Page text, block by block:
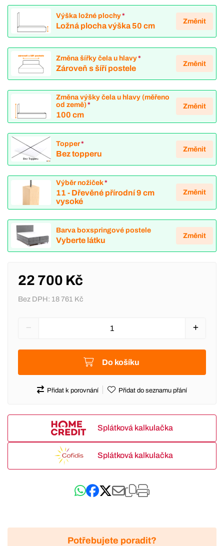
Výška ložné plochy*
Ložná plocha výška 50 cm
Změnit
Změna šířky čela u hlavy*
Zároveň s šíří postele
Změnit
Změna výšky čela u hlavy (měřeno
od země)*
100 cm
Změnit
Topper*
Bez topperu
Změnit
Výběr nožiček*
11 - Dřevěné přírodní 9 cm
vysoké
Změnit
Barva boxspringové postele
Vyberte látku
Změnit
22 700 Kč
Bez DPH: 18 761 Kč
Do košíku
Přidat k porovnání Přidat do seznamu přání
Splátková kalkulačka
Splátková kalkulačka
Potřebujete poradit?